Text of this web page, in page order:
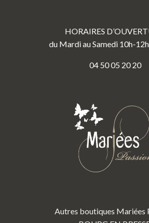
HORAIRES
du Mardi au Samedi 10h-
04 50 05 20 20
Autres boutiques Mariées